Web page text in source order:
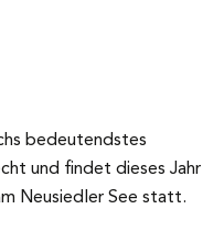
bedeutendstes
und findet dieses Jahr
Neusiedler See statt.